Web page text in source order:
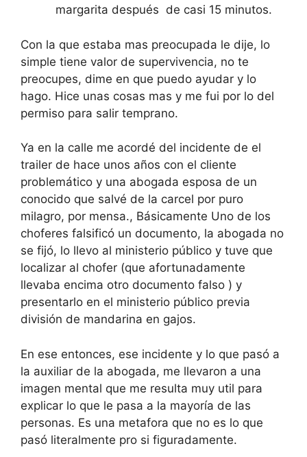
margarita después de casi 15 minutos.
Con la que estaba mas preocupada le dije, lo
simple tiene valor de supervivencia, no te
preocupes, dime en que puedo ayudar y lo
hago. Hice unas cosas mas y me fui por lo del
permiso para salir temprano.
Ya en la calle me acordé del incidente de el
trailer de hace unos años con el cliente
problemático y una abogada esposa de un
conocido que salvé de la carcel por puro
milagro, por mensa., Básicamente Uno de los
choferes falsificó un documento, la abogada no
se fijó, lo llevo al ministerio público y tuve que
localizar al chofer (que afortunadamente
llevaba encima otro documento falso ) y
presentarlo en el ministerio público previa
división de mandarina en gajos.
En ese entonces, ese incidente y lo que pasó a
la auxiliar de la abogada, me llevaron a una
imagen mental que me resulta muy util para
explicar lo que le pasa a la mayoría de las
personas. Es una metafora que no es lo que
pasó literalmente pro si figuradamente.